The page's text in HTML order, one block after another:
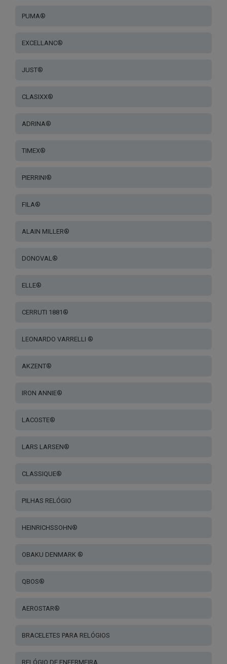
PUMA®
EXCELLANC®
JUST®
CLASIXX®
ADRINA®
TIMEX®
PIERRINI®
FILA®
ALAIN MILLER®
DONOVAL®
ELLE®
CERRUTI 1881®
LEONARDO VARRELLI ®
AKZENT®
IRON ANNIE®
LACOSTE®
LARS LARSEN®
CLASSIQUE®
PILHAS RELÓGIO
HEINRICHSSOHN®
OBAKU DENMARK ®
QBOS®
AEROSTAR®
BRACELETES PARA RELÓGIOS
RELÓGIO DE ENFERMEIRA